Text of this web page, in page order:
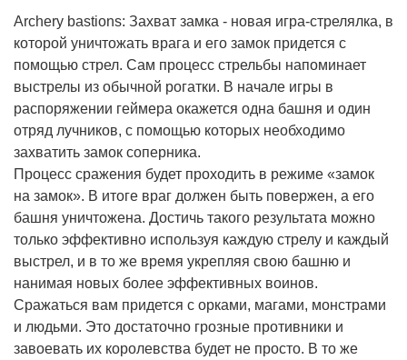
Archery bastions: Захват замка - новая игра-стрелялка, в
которой уничтожать врага и его замок придется с
помощью стрел. Сам процесс стрельбы напоминает
выстрелы из обычной рогатки. В начале игры в
распоряжении геймера окажется одна башня и один
отряд лучников, с помощью которых необходимо
захватить замок соперника.
Процесс сражения будет проходить в режиме «замок
на замок». В итоге враг должен быть повержен, а его
башня уничтожена. Достичь такого результата можно
только эффективно используя каждую стрелу и каждый
выстрел, и в то же время укрепляя свою башню и
нанимая новых более эффективных воинов.
Сражаться вам придется с орками, магами, монстрами
и людьми. Это достаточно грозные противники и
завоевать их королевства будет не просто. В то же